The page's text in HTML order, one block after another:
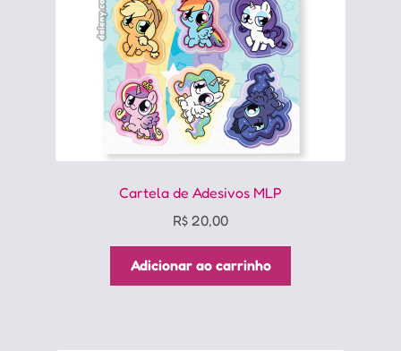
Cartela de Adesivos MLP
R$ 20,00
Adicionar ao carrinho